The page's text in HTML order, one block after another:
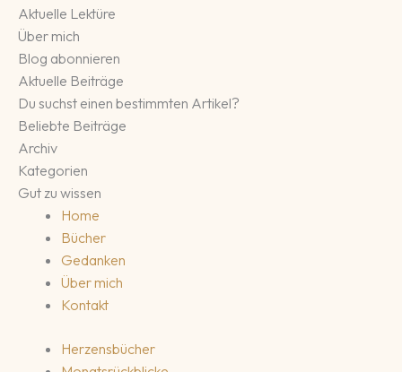
Aktuelle Lektüre
Über mich
Blog abonnieren
Aktuelle Beiträge
Du suchst einen bestimmten Artikel?
Beliebte Beiträge
Archiv
Kategorien
Gut zu wissen
Home
Bücher
Gedanken
Über mich
Kontakt
Herzensbücher